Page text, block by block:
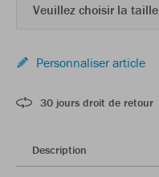
Veuillez choisir la taille
Personnaliser article
30 jours droit de retour
Description